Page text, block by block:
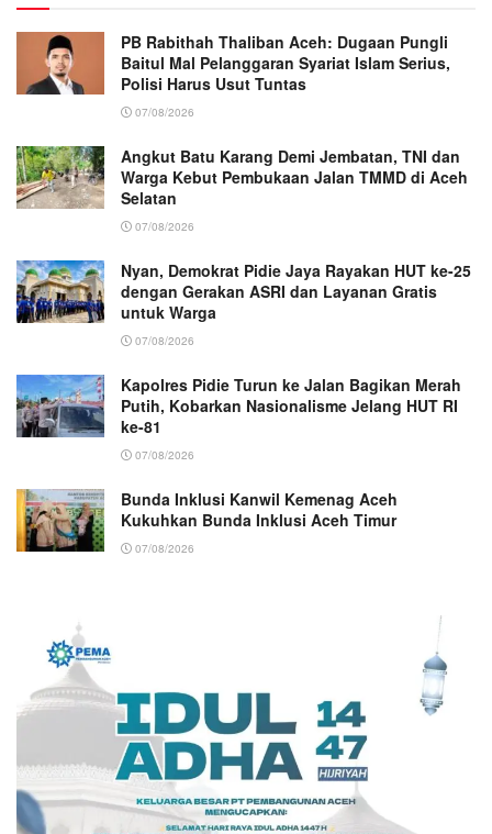
PB Rabithah Thaliban Aceh: Dugaan Pungli
Baitul Mal Pelanggaran Syariat Islam Serius,
Polisi Harus Usut Tuntas
07/08/2026
Angkut Batu Karang Demi Jembatan, TNI dan
Warga Kebut Pembukaan Jalan TMMD di Aceh
Selatan
07/08/2026
Nyan, Demokrat Pidie Jaya Rayakan HUT ke-25
dengan Gerakan ASRI dan Layanan Gratis
untuk Warga
07/08/2026
Kapolres Pidie Turun ke Jalan Bagikan Merah
Putih, Kobarkan Nasionalisme Jelang HUT RI
ke-81
07/08/2026
Bunda Inklusi Kanwil Kemenag Aceh
Kukuhkan Bunda Inklusi Aceh Timur
07/08/2026